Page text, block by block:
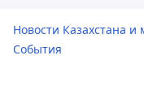
Новости Казахстана и
События